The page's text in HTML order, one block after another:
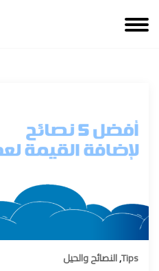
Tips
,النصائح والحيل